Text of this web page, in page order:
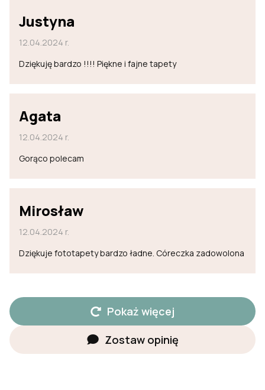
Justyna
12.04.2024 r.
Dziękuję bardzo !!!! Piękne i fajne tapety
Agata
12.04.2024 r.
Gorąco polecam
Mirosław
12.04.2024 r.
Dziękuje fototapety bardzo ładne. Córeczka zadowolona
Pokaż więcej
Zostaw opinię